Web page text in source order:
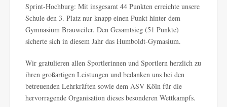
Sprint-Hochburg: Mit insgesamt 44 Punkten erreichte unsere
Schule den 3. Platz nur knapp einen Punkt hinter dem
Gymnasium Brauweiler. Den Gesamtsieg (51 Punkte)
sicherte sich in diesem Jahr das Humboldt-Gymasium.
Wir gratulieren allen Sportlerinnen und Sportlern herzlich zu
ihren großartigen Leistungen und bedanken uns bei den
betreuenden Lehrkräften sowie dem ASV Köln für die
hervorragende Organisation dieses besonderen Wettkampfs.